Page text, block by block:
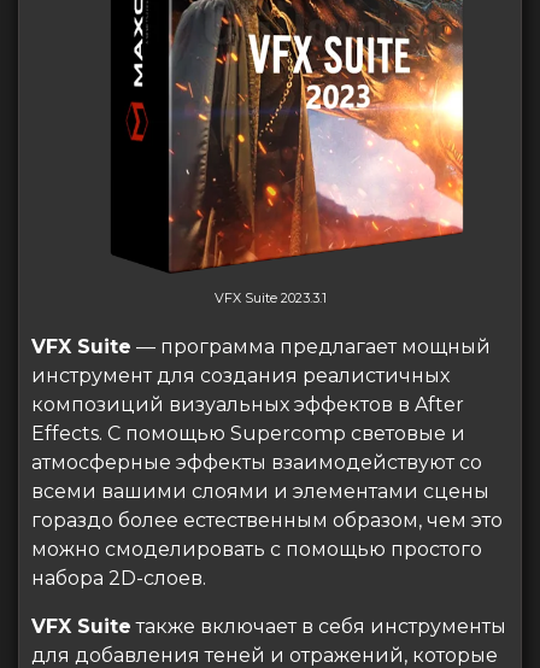
VFX Suite 2023.3.1
VFX Suite — программа предлагает мощный
инструмент для создания реалистичных
композиций визуальных эффектов в After
Effects. С помощью Supercomp световые и
атмосферные эффекты взаимодействуют со
всеми вашими слоями и элементами сцены
гораздо более естественным образом, чем это
можно смоделировать с помощью простого
набора 2D-слоев.
VFX Suite также включает в себя инструменты
для добавления теней и отражений, которые